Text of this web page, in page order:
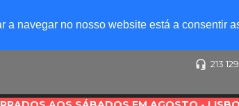
navegar no nosso website está a consentir
213